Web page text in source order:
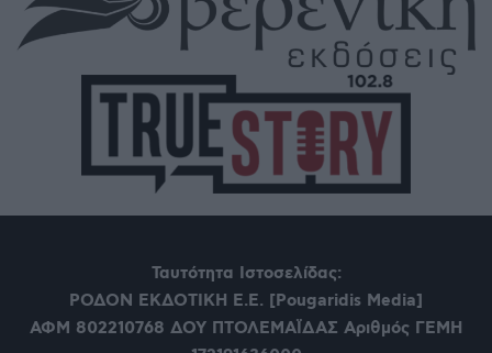
Ταυτότητα Ιστοσελίδας:
ΡΟΔΟΝ ΕΚΔΟΤΙΚΗ Ε.Ε. [Pougaridis Media]
ΑΦΜ 802210768 ΔΟΥ ΠΤΟΛΕΜΑΪΔΑΣ Αριθμός ΓΕΜΗ